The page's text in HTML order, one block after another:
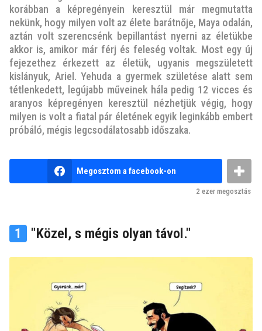
ő
t
7
é
v
e
z
e
l
t
korábban a képregényein keresztül már megmutatta
nekünk, hogy milyen volt az élete barátnője, Maya odalán,
aztán volt szerencsénk bepillantást nyerni az életükbe
akkor is, amikor már férj és feleség voltak. Most egy új
fejezethez érkezett az életük, ugyanis megszületett
kislányuk, Ariel. Yehuda a gyermek születése alatt sem
tétlenkedett, legújabb műveinek hála pedig 12 vicces és
aranyos képregényen keresztül nézhetjük végig, hogy
milyen is volt a fiatal pár életének egyik leginkább embert
próbáló, mégis legcsodálatosabb időszaka.
n
u
t
Megosztom a facebook-on
2 ezer megosztás
1 "Közel, s mégis olyan távol."